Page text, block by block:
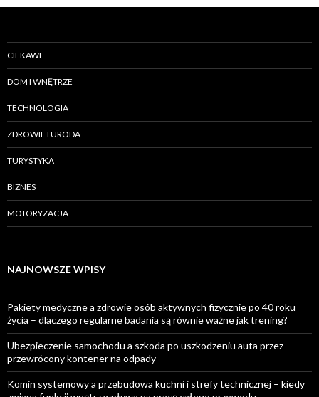
CIEKAWE
DOM I WNĘTRZE
TECHNOLOGIA
ZDROWIE I URODA
TURYSTYKA
BIZNES
MOTORYZACJA
NAJNOWSZE WPISY
Pakiety medyczne a zdrowie osób aktywnych fizycznie po 40 roku
życia – dlaczego regularne badania są równie ważne jak trening?
Ubezpieczenie samochodu a szkoda po uszkodzeniu auta przez
przewrócony kontener na odpady
Komin systemowy a przebudowa kuchni i strefy technicznej – kiedy